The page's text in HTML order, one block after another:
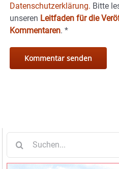
Datenschutzerklärung. Bitte
unseren Leitfaden für die
Kommentaren. *
nach: